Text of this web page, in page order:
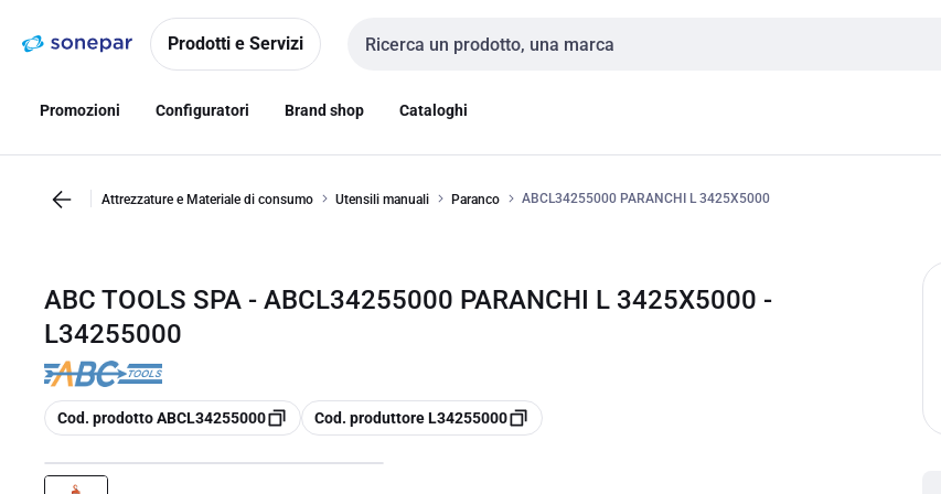
navigazionealla
Prodotti e Servizi
Cerca input
Promozioni Configuratori Brand shop Cataloghi
Attrezzature e Materiale di consumo Utensili manuali Paranco ABCL34255000 PARANCHI L 3425X5000
ABC TOOLS SPA - ABCL34255000 PARANCHI L 3425X5000 -
L34255000
copia
Cod. prodotto ABCL34255000 copia
Cod. produttore L34255000